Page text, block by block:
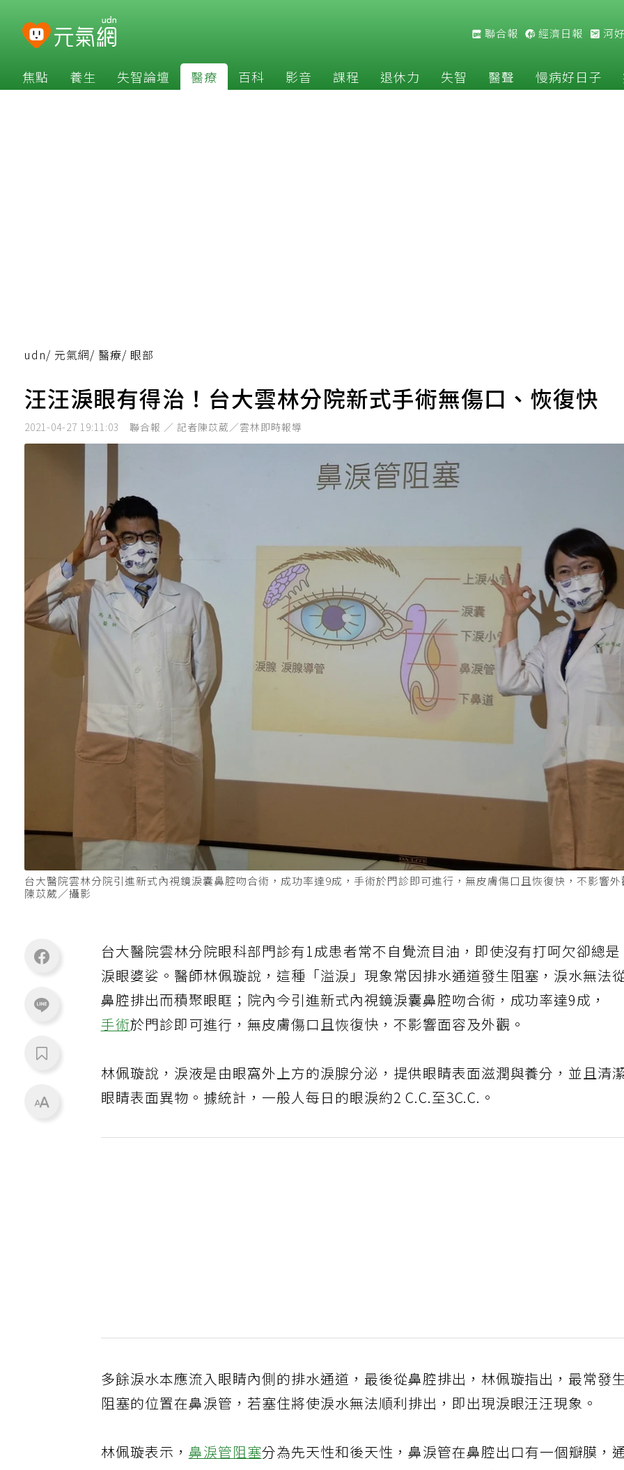
聯合報 經濟日報 河
焦點 養生 失智論壇 醫療 百科 影音 課程 退休力 失智 醫聲 慢病好日子
udn/ 元氣網/ 醫療/ 眼部
汪汪淚眼有得治！台大雲林分院新式手術無傷口、恢復快
2021-04-27 19:11:03 聯合報 ／ 記者陳苡葳／雲林即時報導
台大醫院雲林分院引進新式內視鏡淚囊鼻腔吻合術，成功率達9成，手術於門診即可進行，無皮膚傷口且恢復快，不影響
陳苡葳／攝影
台大醫院雲林分院眼科部門診有1成患者常不自覺流目油，即使沒有打呵欠卻總是
淚眼婆娑。醫師林佩璇說，這種「溢淚」現象常因排水通道發生阻塞，淚水無法
鼻腔排出而積聚眼眶；院內今引進新式內視鏡淚囊鼻腔吻合術，成功率達9成，
手術於門診即可進行，無皮膚傷口且恢復快，不影響面容及外觀。
林佩璇說，淚液是由眼窩外上方的淚腺分泌，提供眼睛表面滋潤與養分，並且清
眼睛表面異物。據統計，一般人每日的眼淚約2 C.C.至3C.C.。
多餘淚水本應流入眼睛內側的排水通道，最後從鼻腔排出，林佩璇指出，最常發
阻塞的位置在鼻淚管，若塞住將使淚水無法順利排出，即出現淚眼汪汪現象。
林佩璇表示，鼻淚管阻塞分為先天性和後天性，鼻淚管在鼻腔出口有一個瓣膜，